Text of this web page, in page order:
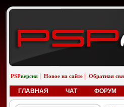
PSPверсия Новое на сайте Обратная
ГЛАВНАЯ ЧАТ ФОРУМ